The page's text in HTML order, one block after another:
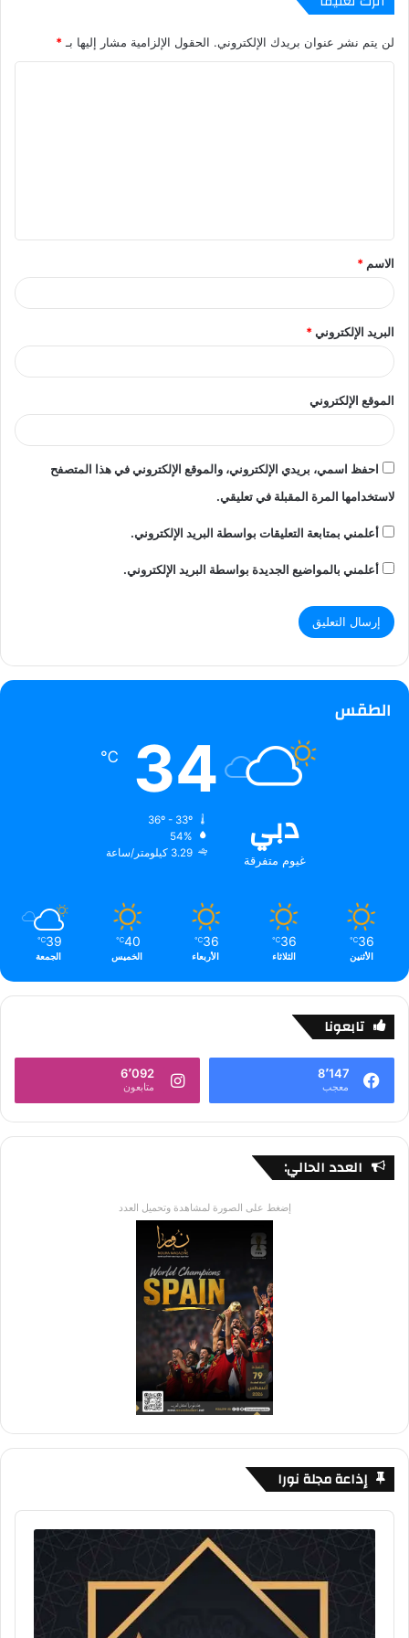
لن يتم نشر عنوان بريدك الإلكتروني. الحقول الإلزامية مشار إليها بـ*
ق
*
الاسم *
البريد الإلكتروني*
الموقع الإلكتروني
احفظ اسمي، بريدي الإلكتروني، والموقع الإلكتروني في هذا المتصفح
لاستخدامها المرة المقبلة في تعليقي.
أعلمني بمتابعة التعليقات بواسطة البريد الإلكتروني.
أعلمني بالمواضيع الجديدة بواسطة البريد الإلكتروني.
الطقس
دبي
غيوم متفرقة
34
℃
54%
3.29 كيلومتر/ساعة
36
℃
الأثنين
36
℃
الثلاثاء
36
℃
الأربعاء
40
℃
الخميس
39
℃
الجمعة
تابعونا
8٬147
معجب
6٬092
متابعون
العدد الحالي:
إضغط على الصورة لمشاهدة وتحميل العدد
إذاعة مجلة نورا
Audio
Player